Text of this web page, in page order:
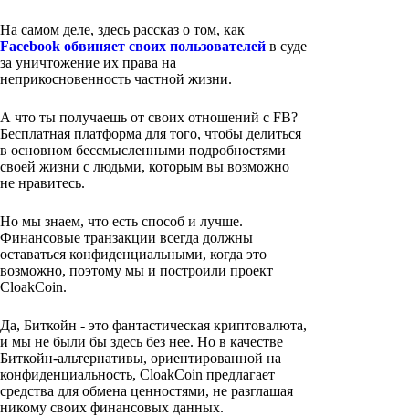
На самом деле, здесь рассказ о том, как
Facebook обвиняет своих пользователей в суде
за уничтожение их права на
неприкосновенность частной жизни.
А что ты получаешь от своих отношений с FB?
Бесплатная платформа для того, чтобы делиться
в основном бессмысленными подробностями
своей жизни с людьми, которым вы возможно
не нравитесь.
Но мы знаем, что есть способ и лучше.
Финансовые транзакции всегда должны
оставаться конфиденциальными, когда это
возможно, поэтому мы и построили проект
CloakCoin.
Да, Биткойн - это фантастическая криптовалюта,
и мы не были бы здесь без нее. Но в качестве
Биткойн-альтернативы, ориентированной на
конфиденциальность, CloakCoin предлагает
средства для обмена ценностями, не разглашая
никому своих финансовых данных.